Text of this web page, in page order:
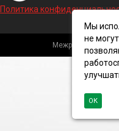
Политика
Межрегиональная
Мы
не
ОК